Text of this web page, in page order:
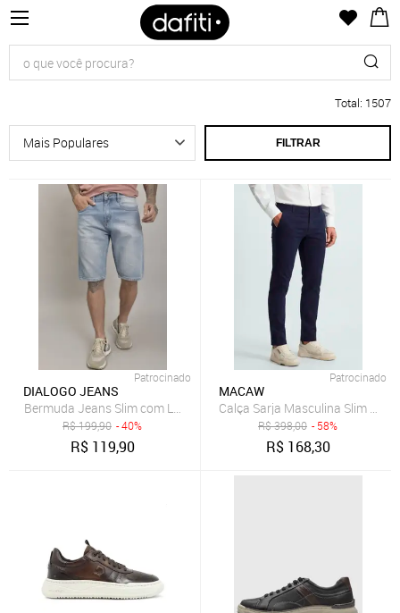
Total: 1507
FILTRAR
Patrocinado
DIALOGO JEANS
Bermuda Jeans Slim com Lavagem Clara Dialogo Jeans
R$199,90 - 40%
R$ 119,90
Patrocinado
MACAW
R$398,00 - 58%
R$ 168,30